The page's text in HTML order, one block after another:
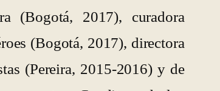
(Bogotá, 2017), curadora
(Bogotá, 2017), directora
(Pereira, 2015-2016) y de